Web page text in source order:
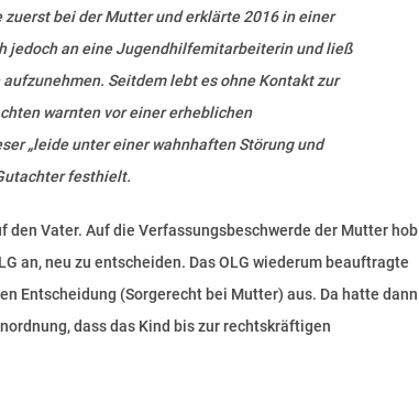
bei der Mutter und erklärte 2016 in einer
jedoch an eine Jugendhilfemitarbeiterin und ließ
Seitdem lebt es ohne Kontakt zur
warnten vor einer erheblichen
„leide unter einer wahnhaften Störung und
festhielt.
den Vater. Auf die Verfassungsbeschwerde der Mutter hob
an, neu zu entscheiden. Das OLG wiederum beauftragte
Entscheidung (Sorgerecht bei Mutter) aus. Da hatte dann
dass das Kind bis zur rechtskräftigen